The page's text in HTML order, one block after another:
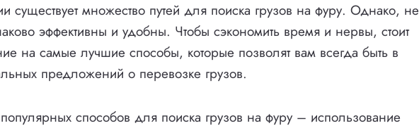
существует множество путей для поиска грузов на фуру. Однако, не
эффективны и удобны. Чтобы сэкономить время и нервы, стоит
на самые лучшие способы, которые позволят вам всегда быть в
предложений о перевозке грузов.
способов для поиска грузов на фуру – использование